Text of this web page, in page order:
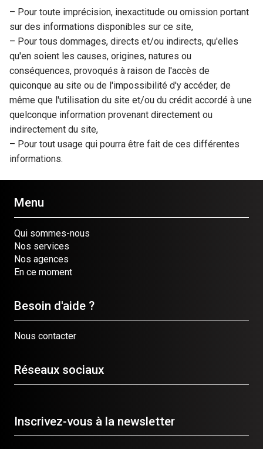
– Pour toute imprécision, inexactitude ou omission portant
sur des informations disponibles sur ce site,
– Pour tous dommages, directs et/ou indirects, qu'elles
qu'en soient les causes, origines, natures ou
conséquences, provoqués à raison de l'accès de
quiconque au site ou de l'impossibilité d'y accéder, de
même que l'utilisation du site et/ou du crédit accordé à une
quelconque information provenant directement ou
indirectement du site,
– Pour tout usage qui pourra être fait de ces différentes
informations.
Menu
Qui sommes-nous
Nos services
Nos agences
En ce moment
Besoin d'aide ?
Nous contacter
Réseaux sociaux
Inscrivez-vous à la newsletter